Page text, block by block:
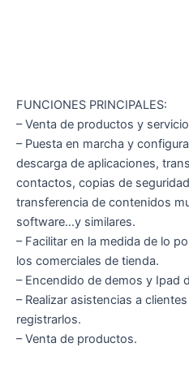
FUNCIONES PRINCIPALES:
– Venta de productos y
– Puesta en marcha y
descarga de aplicaciones,
contactos, copias de
transferencia de contenidos
software…y similares.
– Facilitar en la medida de lo
los comerciales de tienda.
– Encendido de demos y Ipad
– Realizar asistencias a
registrarlos.
– Venta de productos.